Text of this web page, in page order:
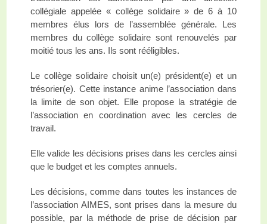
collégiale appelée « collège solidaire » de 6 à 10
membres élus lors de l’assemblée générale. Les
membres du collège solidaire sont renouvelés par
moitié tous les ans. Ils sont rééligibles.
Le collège solidaire choisit un(e) président(e) et un
trésorier(e). Cette instance anime l’association dans
la limite de son objet. Elle propose la stratégie de
l’association en coordination avec les cercles de
travail.
Elle valide les décisions prises dans les cercles ainsi
que le budget et les comptes annuels.
Les décisions, comme dans toutes les instances de
l’association AIMES, sont prises dans la mesure du
possible, par la méthode de prise de décision par